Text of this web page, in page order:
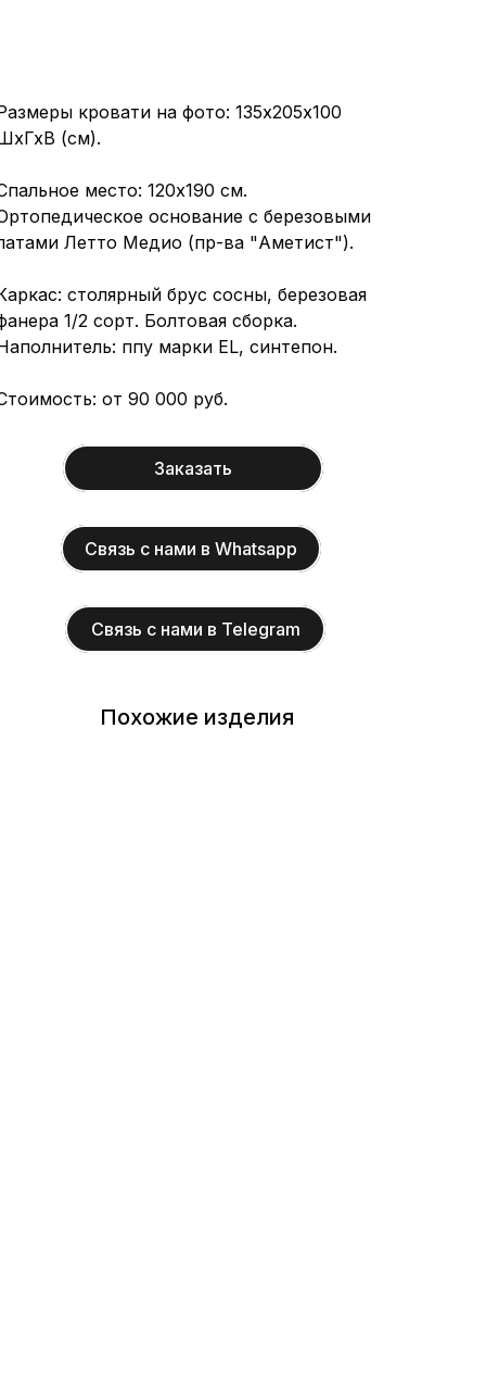
Заказать
Связь с нами в Telegram
Связь с нами в Whatsapp
кровати на фото: 135x205х100
(см).
место: 120х190 см.
основание с березовыми
Летто Медио (пр-ва "Аметист").
столярный брус сосны, березовая
1/2 сорт. Болтовая сборка.
ппу марки EL, синтепон.
от 90 000 руб.
Похожие изделия